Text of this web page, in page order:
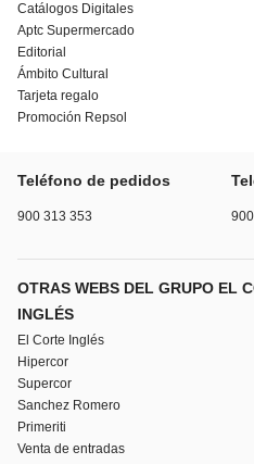
Catálogos Digitales
Aptc Supermercado
Editorial
Ámbito Cultural
Tarjeta regalo
Promoción Repsol
Teléfono de pedidos
900 313 353
OTRAS WEBS DEL GRUPO EL
INGLÉS
El Corte Inglés
Hipercor
Supercor
Sanchez Romero
Primeriti
Venta de entradas